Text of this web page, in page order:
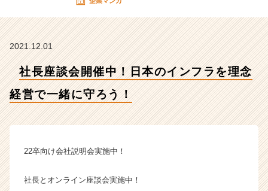
念
経
緒
に
守
ろ
会
ク
2021.12.01
社長座談会開催中！日本のインフラを理念
経営で一緒に守ろう！
22卒向け会社説明会実施中！
社長とオンライン座談会実施中！